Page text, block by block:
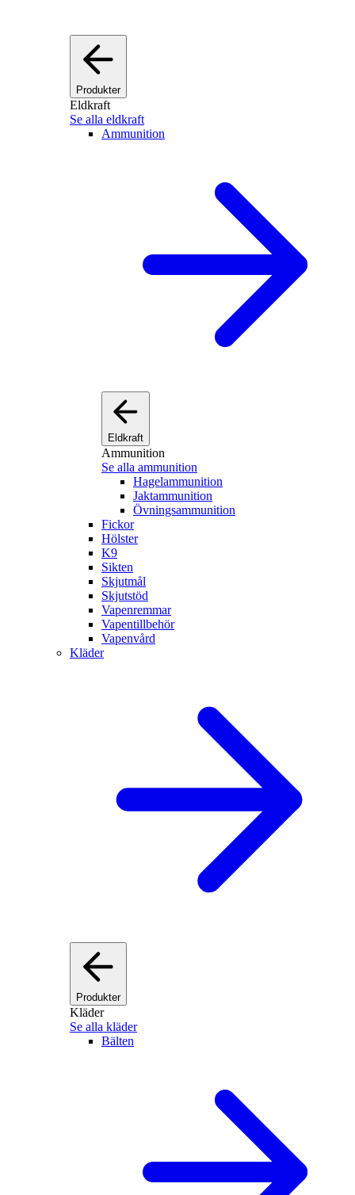
Produkter
Eldkraft
Se alla eldkraft
Ammunition
Eldkraft
Ammunition
Se alla ammunition
Hagelammunition
Jaktammunition
Övningsammunition
Fickor
Hölster
K9
Sikten
Skjutmål
Skjutstöd
Vapenremmar
Vapentillbehör
Vapenvård
Kläder
Produkter
Kläder
Se alla kläder
Bälten